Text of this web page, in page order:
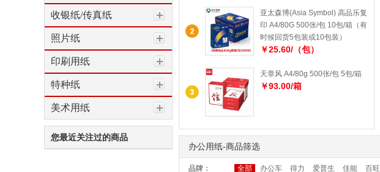
收银纸/传真纸
照片纸
印刷用纸
特种纸
美术用纸
您最近关注过的商品
亚太森博(Asia Symbol) 高品乐复
印 A4/80G 500张/包 10包/箱（有
时候回货5包装或10包装）
￥25.60/（包）
天章风 A4/80g 500张/包 5包/箱
￥93.00/箱
办公用纸-商品筛选
品牌： 全部 办公车 得力 爱普生 佳能 百旺